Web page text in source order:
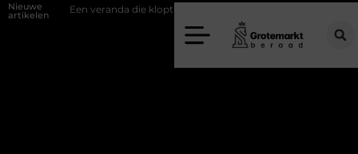
Nieuwe
artikelen Een veranda die klopt begint bij slimme keuzes